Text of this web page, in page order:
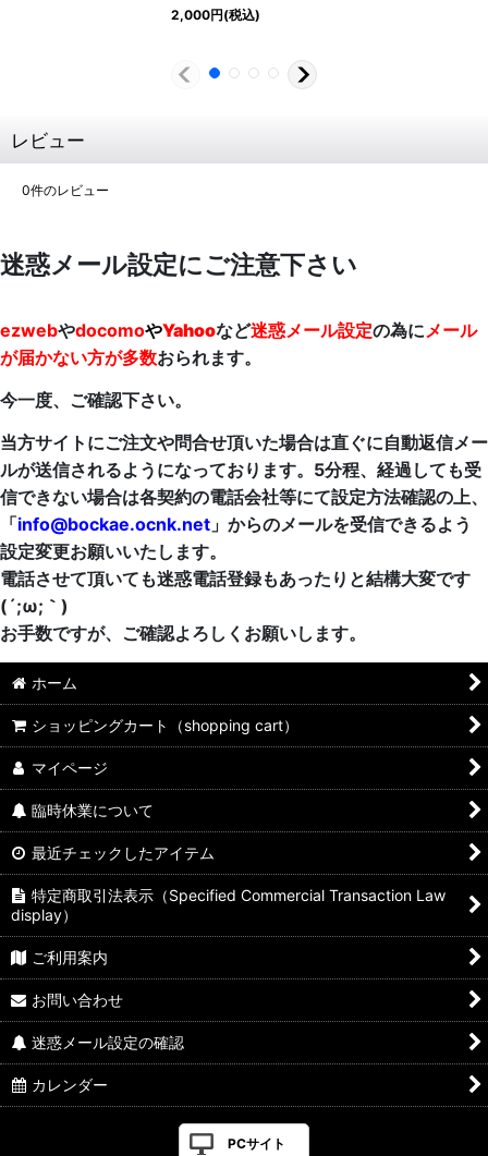
2,000円(税込)
レビュー
0件のレビュー
迷惑メール設定にご注意下さい
ezwebやdocomoやYahooなど迷惑メール設定の為に メール
が届かない方が多数おられます。
今一度、ご確認下さい。
当方サイトにご注文や問合せ頂いた場合は直ぐに自動返信メー
ルが送信されるようになっております。5分程、経過しても受
信できない場合は各契約の電話会社等にて設定方法確認の上、
「info@bockae.ocnk.net 」からのメールを受信できるよう
設定変更お願いいたします。
電話させて頂いても迷惑電話登録もあったりと結構大変です
(´;ω;｀)
お手数ですが、ご確認よろしくお願いします。
ホーム
ショッピングカート（shopping cart）
マイページ
臨時休業について
最近チェックしたアイテム
特定商取引法表示（Specified Commercial Transaction Law
display）
ご利用案内
お問い合わせ
迷惑メール設定の確認
カレンダー
PCサイト